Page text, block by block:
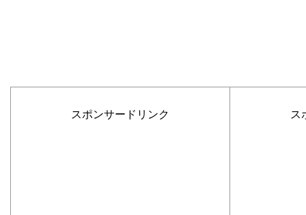
スポンサードリンク ス